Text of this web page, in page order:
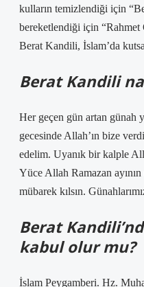
kulların temizlendiği için
bereketlendiği için “Rahmet
Berat Kandili, İslam’da
Berat Kandili
Her geçen gün artan günah
gecesinde Allah’ın bize
edelim. Uyanık bir kalple
Yüce Allah Ramazan
mübarek kılsın.
Berat
kabul olur mu?
İslam Peygamberi. Hz.